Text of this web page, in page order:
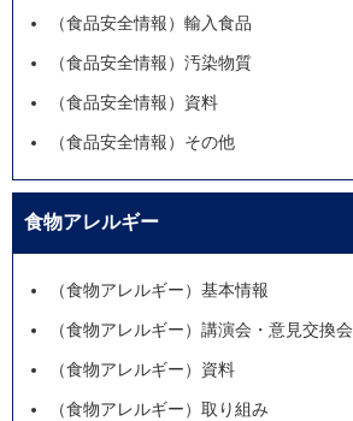
（食品安全情報）輸入食品
（食品安全情報）汚染物質
（食品安全情報）資料
（食品安全情報）その他
食物アレルギー
（食物アレルギー）基本情報
（食物アレルギー）講演会・意見交換会
（食物アレルギー）資料
（食物アレルギー）取り組み